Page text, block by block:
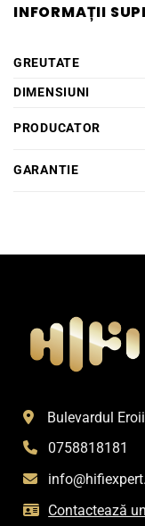
INFORMAȚII
GREUTATE
DIMENSIUNI
PRODUCATOR
GARANTIE
Bulevardul
0758818181
Contactează